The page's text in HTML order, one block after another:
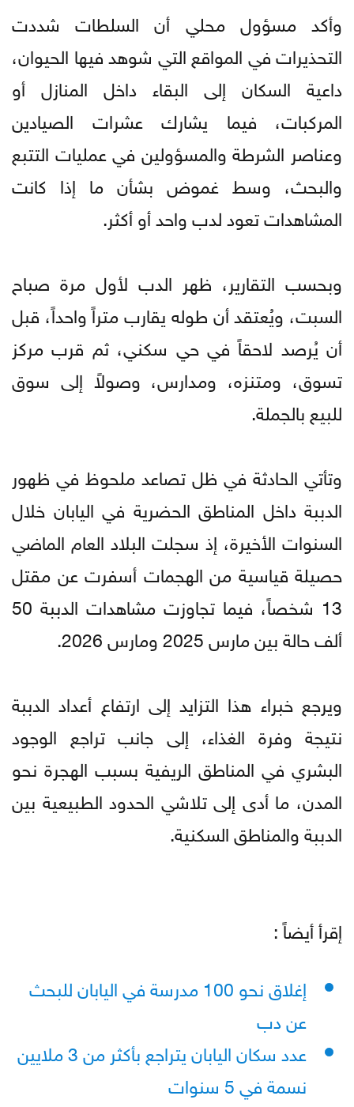
وأكد مسؤول محلي أن السلطات شددت
التحذيرات في المواقع التي شوهد فيها الحيوان،
داعية السكان إلى البقاء داخل المنازل أو
المركبات، فيما يشارك عشرات الصيادين
وعناصر الشرطة والمسؤولين في عمليات التتبع
والبحث، وسط غموض بشأن ما إذا كانت
المشاهدات تعود لدب واحد أو أكثر.
وبحسب التقارير، ظهر الدب لأول مرة صباح
السبت، ويُعتقد أن طوله يقارب متراً واحداً، قبل
أن يُرصد لاحقاً في حي سكني، ثم قرب مركز
تسوق، ومتنزه، ومدارس، وصولاً إلى سوق
للبيع بالجملة.
وتأتي الحادثة في ظل تصاعد ملحوظ في ظهور
الدببة داخل المناطق الحضرية في اليابان خلال
السنوات الأخيرة، إذ سجلت البلاد العام الماضي
حصيلة قياسية من الهجمات أسفرت عن مقتل
13 شخصاً، فيما تجاوزت مشاهدات الدببة 50
ألف حالة بين مارس 2025 ومارس 2026.
ويرجع خبراء هذا التزايد إلى ارتفاع أعداد الدببة
نتيجة وفرة الغذاء، إلى جانب تراجع الوجود
البشري في المناطق الريفية بسبب الهجرة نحو
المدن، ما أدى إلى تلاشي الحدود الطبيعية بين
الدببة والمناطق السكنية.
إقرأ أيضاً :
إغلاق نحو 100 مدرسة في اليابان للبحث
عن دب
عدد سكان اليابان يتراجع بأكثر من 3 ملايين
نسمة في 5 سنوات